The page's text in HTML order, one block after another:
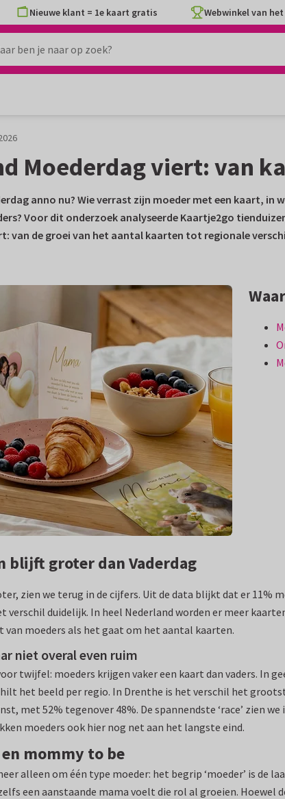
Nieuwe klant = 1e kaart gratis Webwinkel van het
Moederdag viert: van
anno nu? Wie verrast zijn moeder met een kaart,
Voor dit onderzoek analyseerde Kaartje2go
van de groei van het aantal kaarten tot regionale
blijft groter dan Vaderdag
zien we terug in de cijfers. Uit de data blijkt dat er 11%
verschil duidelijk. In heel Nederland worden er meer
van moeders als het gaat om het aantal kaarten.
niet overal even ruim
twijfel: moeders krijgen vaker een kaart dan vaders. In
het beeld per regio. In Drenthe is het verschil het
met 52% tegenover 48%. De spannendste ‘race’ zien
moeders ook hier nog net aan het langste eind.
mommy to be
alleen om één type moeder: het begrip ‘moeder’ is de
een aanstaande mama voelt die rol al groeien.